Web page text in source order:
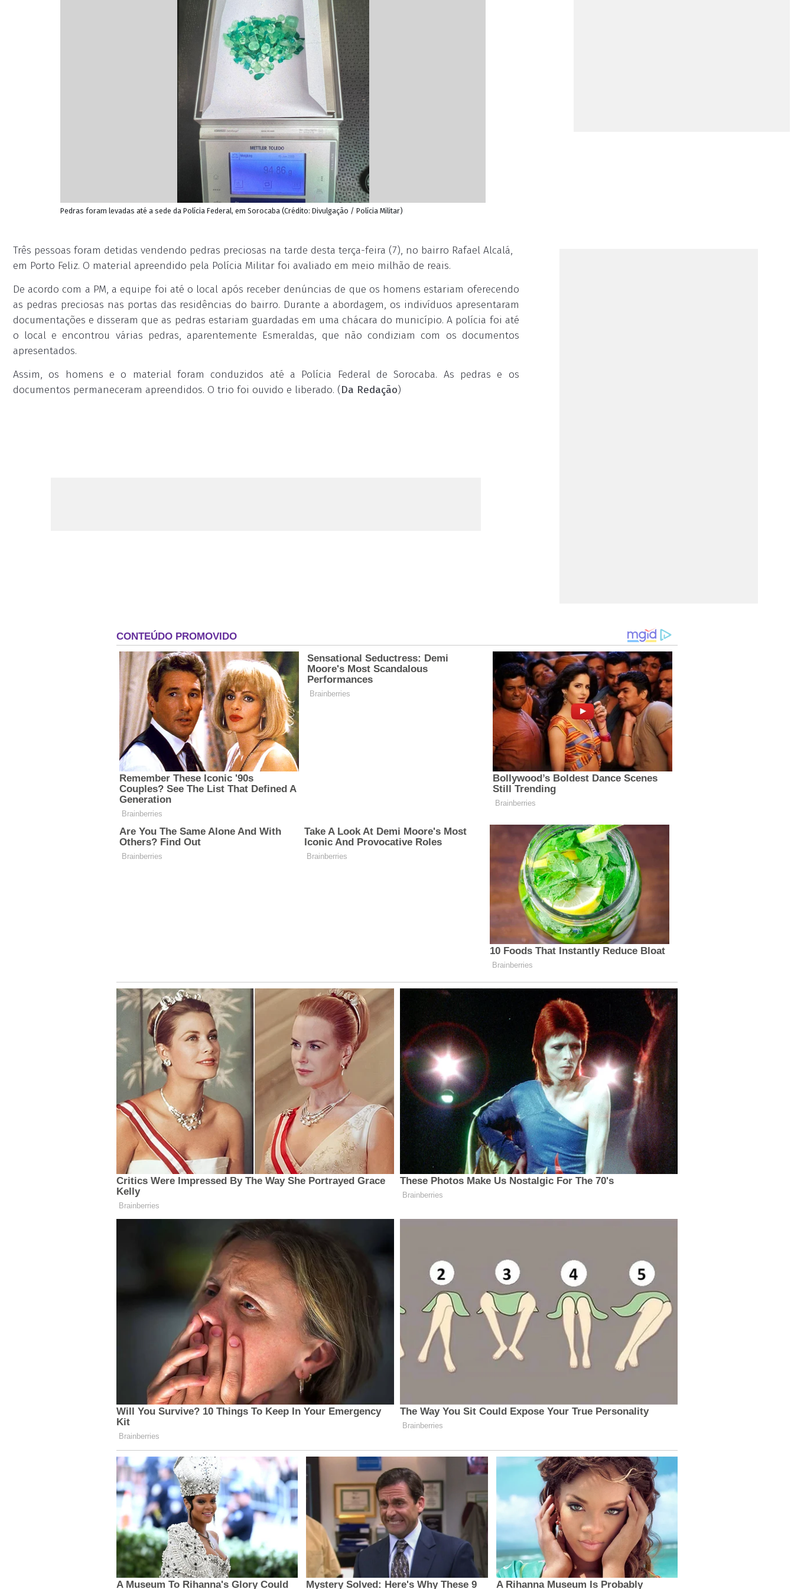
Pedras foram levadas até a sede da Polícia Federal, em Sorocaba (Crédito: Divulgação / Polícia Militar)
Três pessoas foram detidas vendendo pedras preciosas na tarde desta terça-feira (7), no bairro Rafael Alcalá,
em Porto Feliz. O material apreendido pela Polícia Militar foi avaliado em meio milhão de reais.
De acordo com a PM, a equipe foi até o local após receber denúncias de que os homens estariam oferecendo
as pedras preciosas nas portas das residências do bairro. Durante a abordagem, os indivíduos apresentaram
documentações e disseram que as pedras estariam guardadas em uma chácara do município. A polícia foi até
o local e encontrou várias pedras, aparentemente Esmeraldas, que não condiziam com os documentos
apresentados.
Assim, os homens e o material foram conduzidos até a Polícia Federal de Sorocaba. As pedras e os
documentos permaneceram apreendidos. O trio foi ouvido e liberado. (Da Redação)